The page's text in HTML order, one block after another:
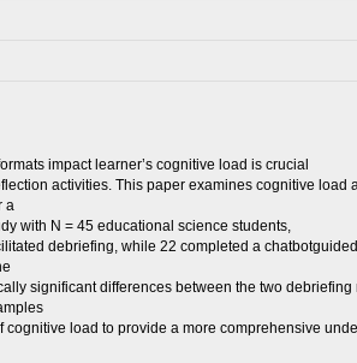
impact learner’s cognitive load is crucial
activities. This paper examines cognitive load
a
with N = 45 educational science students,
debriefing, while 22 completed a
significant differences between the two debriefing
load to provide a more comprehensive